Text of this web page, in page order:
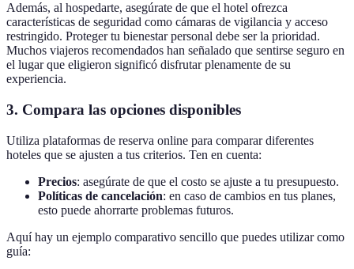
Además, al hospedarte, asegúrate de que el hotel ofrezca
características de seguridad como cámaras de vigilancia y acceso
restringido. Proteger tu bienestar personal debe ser la prioridad.
Muchos viajeros recomendados han señalado que sentirse seguro en
el lugar que eligieron significó disfrutar plenamente de su
experiencia.
3. Compara las opciones disponibles
Utiliza plataformas de reserva online para comparar diferentes
hoteles que se ajusten a tus criterios. Ten en cuenta:
Precios: asegúrate de que el costo se ajuste a tu presupuesto.
Políticas de cancelación: en caso de cambios en tus planes,
esto puede ahorrarte problemas futuros.
Aquí hay un ejemplo comparativo sencillo que puedes utilizar como
guía: